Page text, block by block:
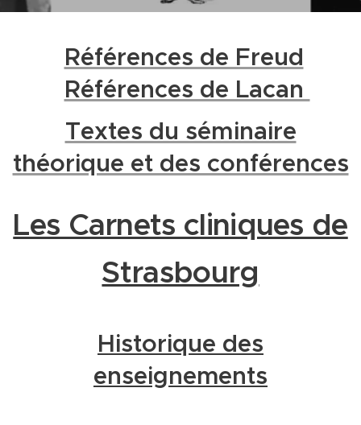
Références de Freud
Références de Lacan
Textes du séminaire
théorique et des conférences
Les Carnets cliniques de
Strasbourg
Historique des
enseignements